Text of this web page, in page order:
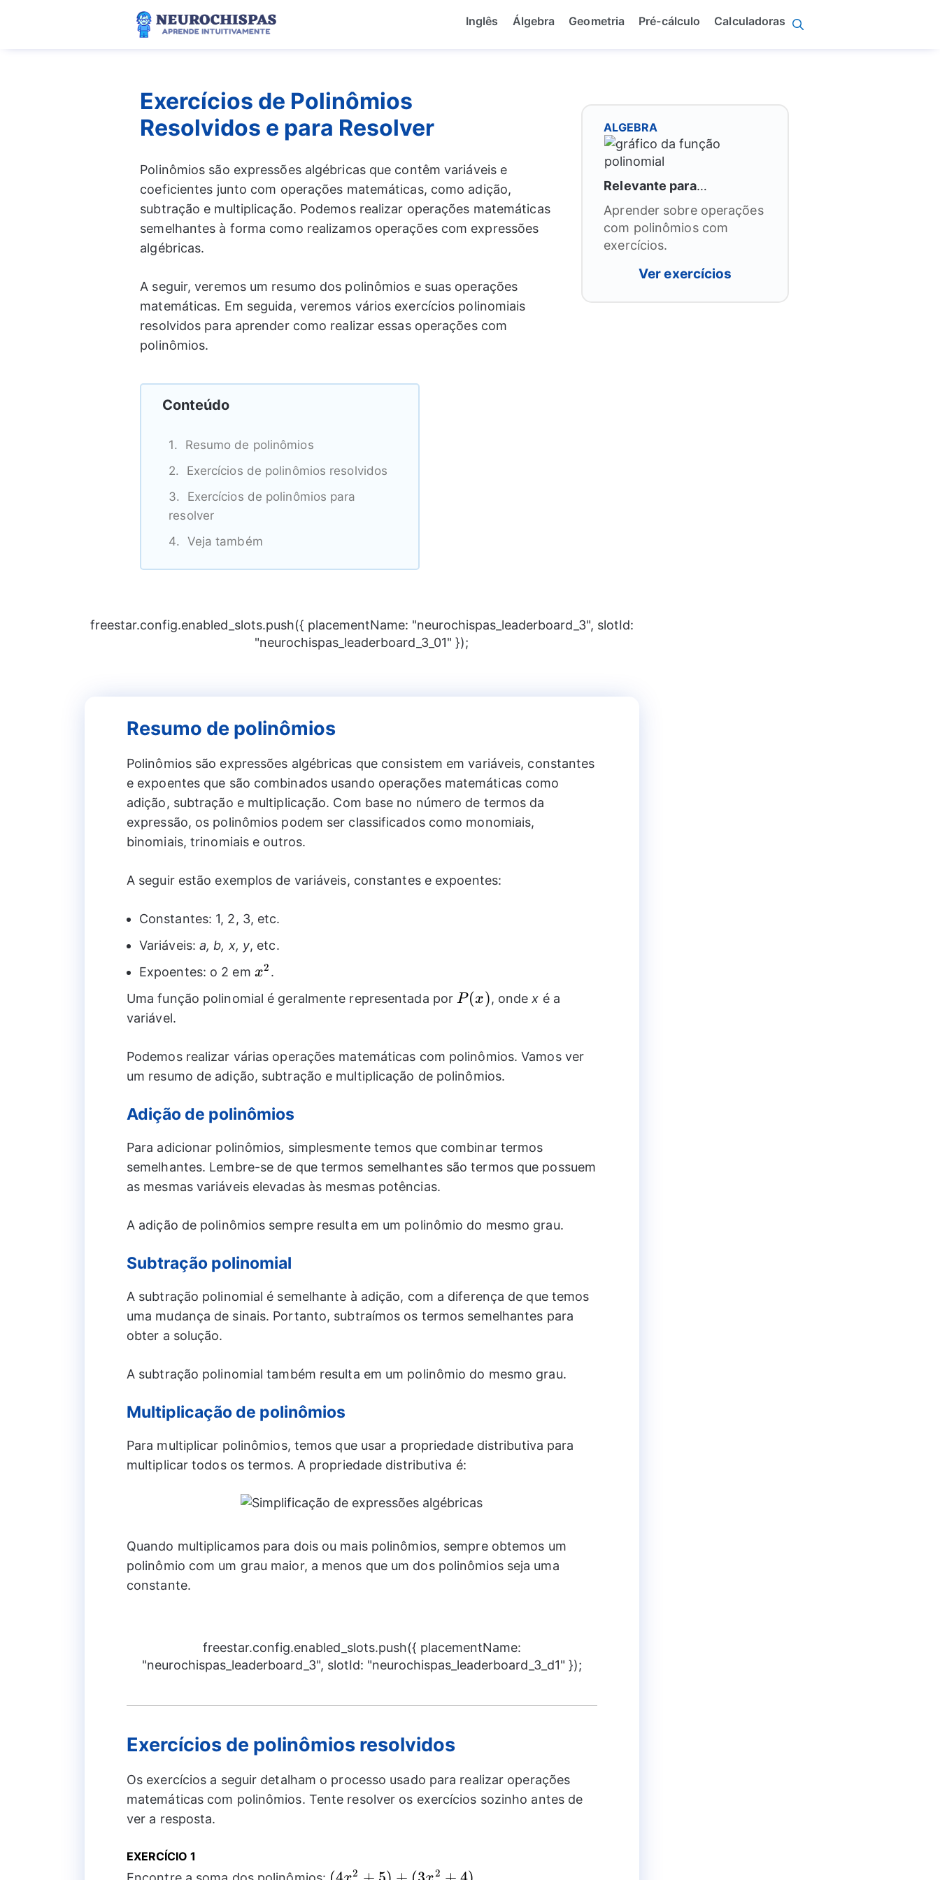
Inglês Álgebra Geometria Pré-cálculo Calculadoras
Exercícios de Polinômios
Resolvidos e para Resolver
Polinômios são expressões algébricas que contêm variáveis ​​e
coeficientes junto com operações matemáticas, como adição,
subtração e multiplicação. Podemos realizar operações matemáticas
semelhantes à forma como realizamos operações com expressões
algébricas.
A seguir, veremos um resumo dos polinômios e suas operações
matemáticas. Em seguida, veremos vários exercícios polinomiais
resolvidos para aprender como realizar essas operações com
polinômios.
Conteúdo
Resumo de polinômios
Exercícios de polinômios resolvidos
Exercícios de polinômios para
resolver
Veja também
ALGEBRA
Relevante para…
Aprender sobre operações
com polinômios com
exercícios.
Ver exercícios
freestar.config.enabled_slots.push({ placementName: "neurochispas_leaderboard_3", slotId:
"neurochispas_leaderboard_3_01" });
Resumo de polinômios
Polinômios são expressões algébricas que consistem em variáveis, constantes
e expoentes que são combinados usando operações matemáticas como
adição, subtração e multiplicação. Com base no número de termos da
expressão, os polinômios podem ser classificados como monomiais,
binomiais, trinomiais e outros.
A seguir estão exemplos de variáveis, constantes e expoentes:
Constantes: 1, 2, 3, etc.
Variáveis:a, b, x, y, etc.
Expoentes: o 2 em {{x}^2}
x2 .
Uma função polinomial é geralmente representada por P(x)
P (x), onde x é a
variável.
Podemos realizar várias operações matemáticas com polinômios. Vamos ver
um resumo de adição, subtração e multiplicação de polinômios.
Adição de polinômios
Para adicionar polinômios, simplesmente temos que combinar termos
semelhantes. Lembre-se de que termos semelhantes são termos que possuem
as mesmas variáveis ​​elevadas às mesmas potências.
A adição de polinômios sempre resulta em um polinômio do mesmo grau.
Subtração polinomial
A subtração polinomial é semelhante à adição, com a diferença de que temos
uma mudança de sinais. Portanto, subtraímos os termos semelhantes para
obter a solução.
A subtração polinomial também resulta em um polinômio do mesmo grau.
Multiplicação de polinômios
Para multiplicar polinômios, temos que usar a propriedade distributiva para
multiplicar todos os termos. A propriedade distributiva é:
Quando multiplicamos para dois ou mais polinômios, sempre obtemos um
polinômio com um grau maior, a menos que um dos polinômios seja uma
constante.
freestar.config.enabled_slots.push({ placementName:
"neurochispas_leaderboard_3", slotId: "neurochispas_leaderboard_3_d1" });
Exercícios de polinômios resolvidos
Os exercícios a seguir detalham o processo usado para realizar operações
matemáticas com polinômios. Tente resolver os exercícios sozinho antes de
ver a resposta.
EXERCÍCIO 1
2 2